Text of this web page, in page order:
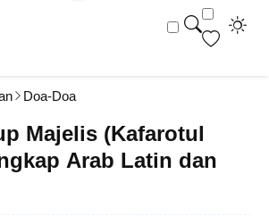
Doa-Doa
Majelis (Kafarotul
Arab Latin dan